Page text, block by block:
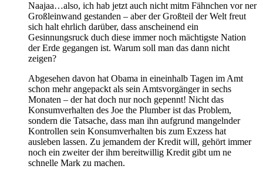
Naajaa…also, ich hab jetzt auch nicht mitm Fähnchen vor ner
Großleinwand gestanden – aber der Großteil der Welt freut
sich halt ehrlich darüber, dass anscheinend ein
Gesinnungsruck duch diese immer noch mächtigste Nation
der Erde gegangen ist. Warum soll man das dann nicht
zeigen?
Abgesehen davon hat Obama in eineinhalb Tagen im Amt
schon mehr angepackt als sein Amtsvorgänger in sechs
Monaten – der hat doch nur noch gepennt! Nicht das
Konsumverhalten des Joe the Plumber ist das Problem,
sondern die Tatsache, dass man ihn aufgrund mangelnder
Kontrollen sein Konsumverhalten bis zum Exzess hat
ausleben lassen. Zu jemandem der Kredit will, gehört immer
noch ein zweiter der ihm bereitwillig Kredit gibt um ne
schnelle Mark zu machen.